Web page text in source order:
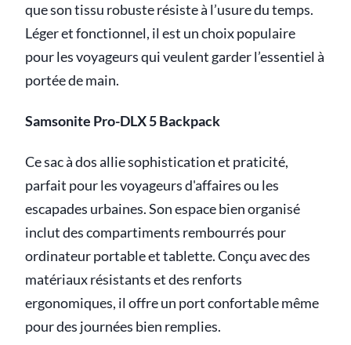
que son tissu robuste résiste à l’usure du temps.
Léger et fonctionnel, il est un choix populaire
pour les voyageurs qui veulent garder l’essentiel à
portée de main.
Samsonite Pro-DLX 5 Backpack
Ce sac à dos allie sophistication et praticité,
parfait pour les voyageurs d'affaires ou les
escapades urbaines. Son espace bien organisé
inclut des compartiments rembourrés pour
ordinateur portable et tablette. Conçu avec des
matériaux résistants et des renforts
ergonomiques, il offre un port confortable même
pour des journées bien remplies.